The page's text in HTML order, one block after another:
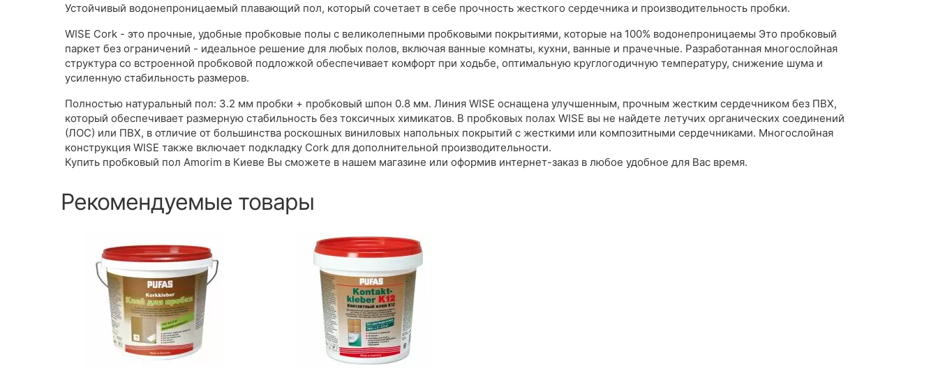
Устойчивый водонепроницаемый плавающий пол, который сочетает в себе прочность жесткого сердечника и производительность пробки.
WISE Cork - это прочные, удобные пробковые полы с великолепными пробковыми покрытиями, которые на 100% водонепроницаемы Это пробковый
паркет без ограничений - идеальное решение для любых полов, включая ванные комнаты, кухни, ванные и прачечные. Разработанная многослойная
структура со встроенной пробковой подложкой обеспечивает комфорт при ходьбе, оптимальную круглогодичную температуру, снижение шума и
усиленную стабильность размеров.
Полностью натуральный пол: 3.2 мм пробки + пробковый шпон 0.8 мм. Линия WISE оснащена улучшенным, прочным жестким сердечником без ПВХ,
который обеспечивает размерную стабильность без токсичных химикатов. В пробковых полах WISE вы не найдете летучих органических соединений
(ЛОС) или ПВХ, в отличие от большинства роскошных виниловых напольных покрытий с жесткими или композитными сердечниками. Многослойная
конструкция WISE также включает подкладку Cork для дополнительной производительности.
Купить пробковый пол Amorim в Киеве Вы сможете в нашем магазине или оформив интернет-заказ в любое удобное для Вас время.
Рекомендуемые товары